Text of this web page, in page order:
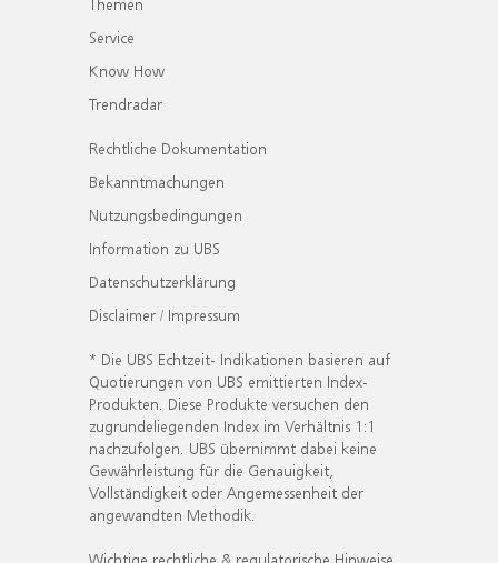
Service
Know How
Trendradar
Rechtliche Dokumentation
Bekanntmachungen
Nutzungsbedingungen
Information zu UBS
Datenschutzerklärung
Disclaimer / Impressum
* Die UBS Echtzeit- Indikationen basieren auf
Quotierungen von UBS emittierten Index-
Produkten. Diese Produkte versuchen den
zugrundeliegenden Index im Verhältnis 1:1
nachzufolgen. UBS übernimmt dabei keine
Gewährleistung für die Genauigkeit,
Vollständigkeit oder Angemessenheit der
angewandten Methodik.